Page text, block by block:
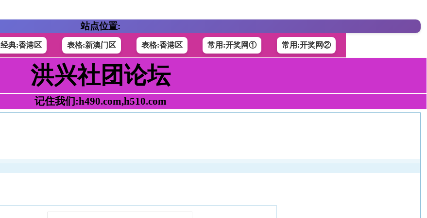
站点位置:
经典:香港区 表格:新澳门区 表格:香港区 常用:开奖网① 常用:开奖网②
洪兴社团论坛
记住我们:h490.com,h510.com